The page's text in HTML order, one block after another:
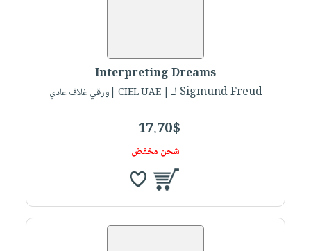
Interpreting Dreams
لـ Sigmund Freud
| CIEL UAE |ورقي غلاف عادي
17.70$
شحن مخفض